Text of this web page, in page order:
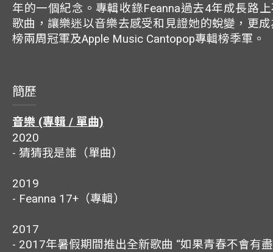
年的一個紀念。專輯收錄Feanna過去4年成長路
歌曲，讓樂迷以音樂去感受和見證她的蛻變，更
榜兩周冠軍及Apple Music Cantopop專輯榜季軍。
簡歷
音樂 (專輯 / 單曲)
2020
- 猜猜我是誰（單曲）
2019
- Feanna 17+（專輯）
2017
- 2017年暑假期間推出全新歌曲 “如果青春不會有